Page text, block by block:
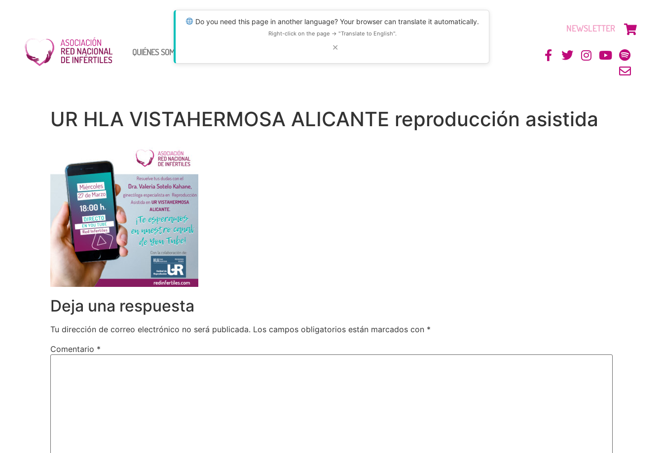
Do you need this page in another language? Your browser can translate it automatically.
Right-click on the page → "Translate to English".
✕
QUIÉNES SOMOS RECURSOS
NEWSLETTER
UR HLA VISTAHERMOSA ALICANTE reproducción asistida
Deja una respuesta
Tu dirección de correo electrónico no será publicada. Los campos obligatorios están marcados con *
Comentario *